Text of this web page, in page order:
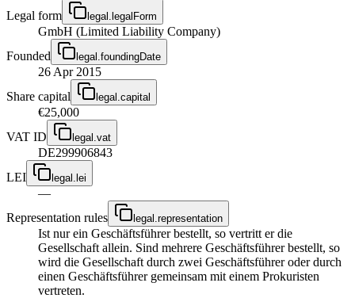
Legal form legal.legalForm
GmbH (Limited Liability Company)
Founded
legal.foundingDate
26 Apr 2015
Share capital
legal.capital
€25,000
VAT ID
legal.vat
DE299906843
LEI
legal.lei
—
Representation rules
legal.representation
Ist nur ein Geschäftsführer bestellt, so vertritt er die
Gesellschaft allein. Sind mehrere Geschäftsführer bestellt, so
wird die Gesellschaft durch zwei Geschäftsführer oder durch
einen Geschäftsführer gemeinsam mit einem Prokuristen
vertreten.